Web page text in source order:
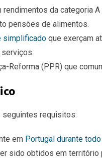
da categoria
pensões de alimentos.
simplificado que exerçam
Reforma (PPR) que
seguintes requisitos:
em Portugal durante
sido obtidos em território